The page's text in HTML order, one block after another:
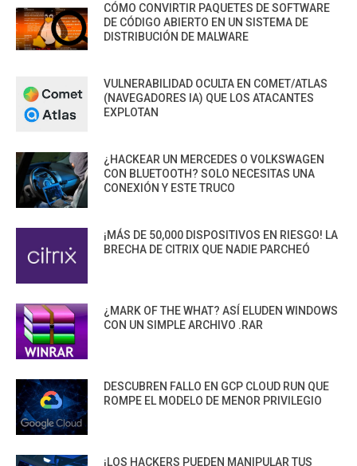
CÓMO CONVIRTIR PAQUETES DE SOFTWARE
DE CÓDIGO ABIERTO EN UN SISTEMA DE
DISTRIBUCIÓN DE MALWARE
VULNERABILIDAD OCULTA EN COMET/ATLAS
(NAVEGADORES IA) QUE LOS ATACANTES
EXPLOTAN
¿HACKEAR UN MERCEDES O VOLKSWAGEN
CON BLUETOOTH? SOLO NECESITAS UNA
CONEXIÓN Y ESTE TRUCO
¡MÁS DE 50,000 DISPOSITIVOS EN RIESGO! LA
BRECHA DE CITRIX QUE NADIE PARCHEÓ
¿MARK OF THE WHAT? ASÍ ELUDEN WINDOWS
CON UN SIMPLE ARCHIVO .RAR
DESCUBREN FALLO EN GCP CLOUD RUN QUE
ROMPE EL MODELO DE MENOR PRIVILEGIO
¡LOS HACKERS PUEDEN MANIPULAR TUS